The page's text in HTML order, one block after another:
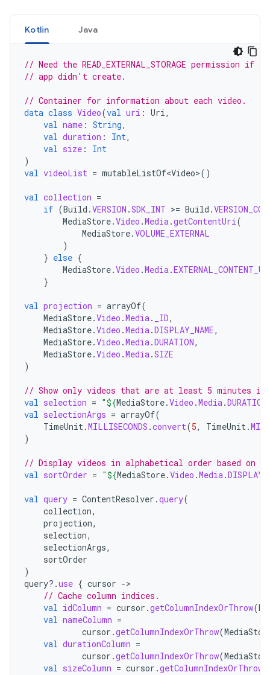
Kotlin Java
// Need the READ_EXTERNAL_STORAGE
// app didn't create.
// Container for information about each video.
data class Video(val uri : Uri,
val name : String,
val duration : Int,
val size :
Int
)
val videoList = mutableListOf<Video>()
val collection =
if (Build .VERSION .SDK_INT >= Build .
MediaStore.Video .Media.getContentUri(
MediaStore.VOLUME_EXTERNAL
)
} else {
MediaStore.Video .Media.
}
val projection = arrayOf(
MediaStore.Video .Media. _ID,
MediaStore.Video .Media.DISPLAY_NAME,
MediaStore.Video .Media.DURATION,
MediaStore.Video .Media.SIZE
)
// Show only videos that are at least 5 minutes in
val selection = "${MediaStore.Video .Media.DURATION
val selectionArgs = arrayOf(
TimeUnit.MILLISECONDS .convert(5, TimeUnit.
)
// Display videos in alphabetical order based on
val sortOrder = "${MediaStore.Video .Media.
val query = ContentResolver .query(
collection,
projection,
selection,
selectionArgs,
sortOrder
)
query?.use { cursor ->
// Cache column indices.
val idColumn = cursor .getColumnIndexOrThrow(
val nameColumn =
cursor .getColumnIndexOrThrow(
val durationColumn =
cursor .getColumnIndexOrThrow(
val sizeColumn = cursor .getColumnIndexOrThrow